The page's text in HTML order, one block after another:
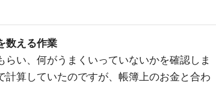
数える作業
い、何がうまくいっていないかを確認しま
算していたのですが、帳簿上のお金と合わ